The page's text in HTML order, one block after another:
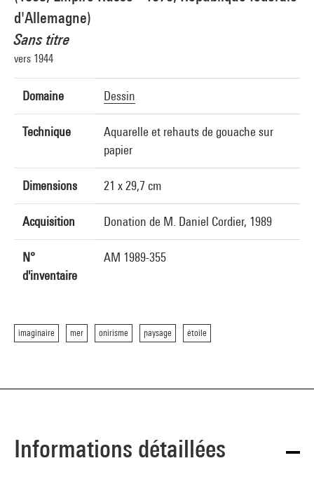
d'Allemagne)
Sans titre
vers 1944
Domaine Dessin
Technique
Aquarelle et rehauts de gouache sur
papier
Dimensions 21 x 29,7 cm
Acquisition Donation de M. Daniel Cordier, 1989
N°
d'inventaire
AM 1989-355
imaginaire mer onirisme paysage étoile
Informations détaillées